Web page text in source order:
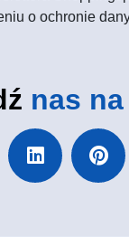
o ochronie
nas na